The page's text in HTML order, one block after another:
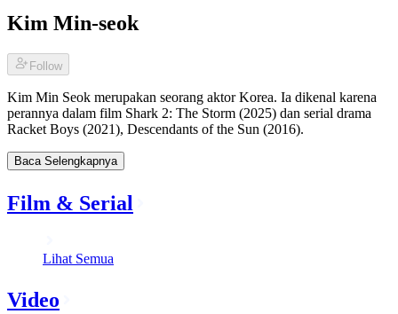
Kim Min-seok
Follow
Kim Min Seok merupakan seorang aktor Korea. Ia dikenal karena
perannya dalam film Shark 2: The Storm (2025) dan serial drama
Racket Boys (2021), Descendants of the Sun (2016).
Baca Selengkapnya
Film & Serial
Lihat Semua
Video